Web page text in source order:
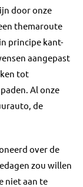
door onze
themaroute
principe kant-
aangepast
tot
Al onze
de
over de
zou willen
niet aan te